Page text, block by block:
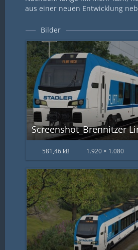
aus einer neuen Entwicklung
Bilder
581,46 kB 1.920 × 1.080